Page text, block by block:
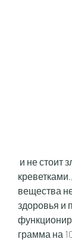
вещества
здоровья и
грамма на